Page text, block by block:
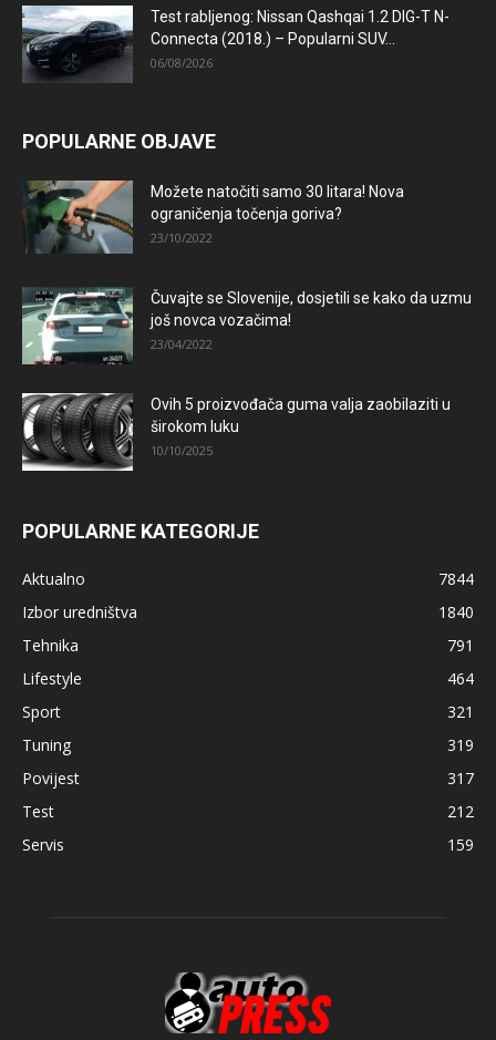
Test rabljenog: Nissan Qashqai 1.2 DIG-T N-
Connecta (2018.) – Popularni SUV...
06/08/2026
POPULARNE OBJAVE
Možete natočiti samo 30 litara! Nova
ograničenja točenja goriva?
23/10/2022
Čuvajte se Slovenije, dosjetili se kako da uzmu
još novca vozačima!
23/04/2022
Ovih 5 proizvođača guma valja zaobilaziti u
širokom luku
10/10/2025
POPULARNE KATEGORIJE
Aktualno
7844
Izbor uredništva
1840
Tehnika
791
Lifestyle
464
Sport
321
Tuning
319
Povijest
317
Test
212
Servis
159